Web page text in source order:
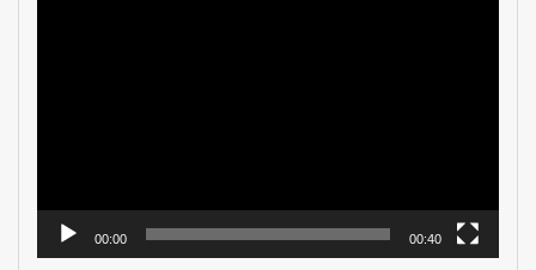
00:00 00:40